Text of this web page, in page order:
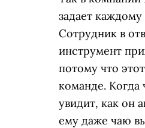
задает
Сотрудник в
инструмент
потому что
команде. Когда
увидит, как он
ему даже чаю